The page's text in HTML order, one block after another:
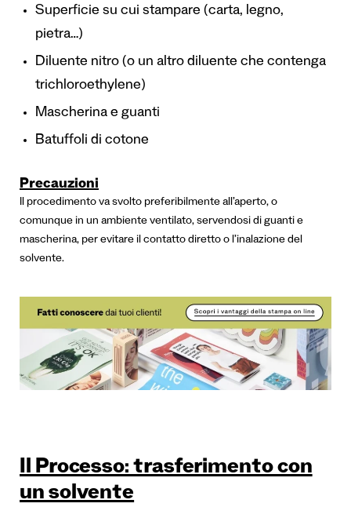
Superficie su cui stampare (carta, legno,
pietra…)
Diluente nitro (o un altro diluente che contenga
trichloroethylene)
Mascherina e guanti
Batuffoli di cotone
Precauzioni
Il procedimento va svolto preferibilmente all’aperto, o
comunque in un ambiente ventilato, servendosi di guanti e
mascherina, per evitare il contatto diretto o l’inalazione del
solvente.
Il Processo: trasferimento con
un solvente